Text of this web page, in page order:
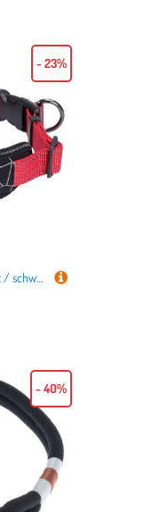
Rukka® Cube Soft Halsband, rot / schwarz - Größe M: 30 - 50 cm Halsumfang, 25 mm breit
- 23%
- 40%